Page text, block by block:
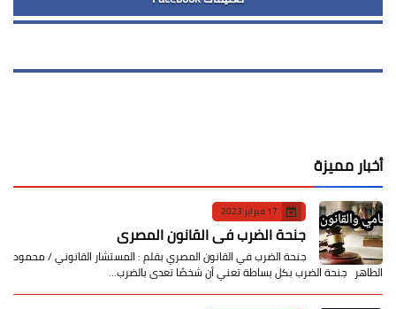
أخبار مميزة
17 فبراير 2023
جنحة الضرب في القانون المصري
جنحة الضرب في القانون المصري بقلم : المستشار القانوني / محمود
الطاهر جنحة الضرب بكل بساطة تعني أن شخصًا تعدى بالضرب…